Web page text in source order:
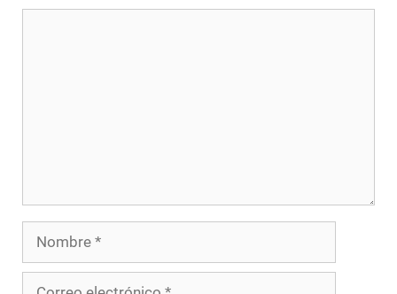
Nombre
Correo